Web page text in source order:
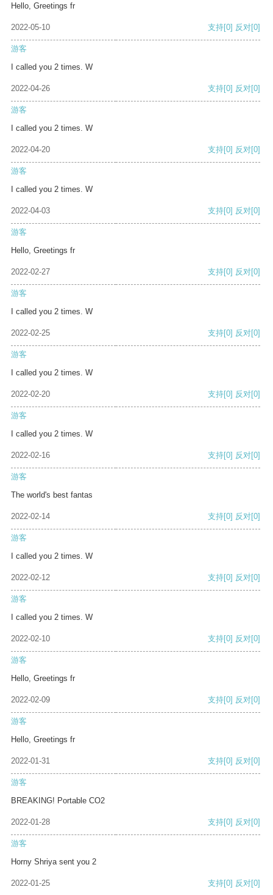
Hello, Greetings fr
2022-05-10 支持[0] 反对[0]
游客
I called you 2 times. W
2022-04-26 支持[0] 反对[0]
游客
I called you 2 times. W
2022-04-20 支持[0] 反对[0]
游客
I called you 2 times. W
2022-04-03 支持[0] 反对[0]
游客
Hello, Greetings fr
2022-02-27 支持[0] 反对[0]
游客
I called you 2 times. W
2022-02-25 支持[0] 反对[0]
游客
I called you 2 times. W
2022-02-20 支持[0] 反对[0]
游客
I called you 2 times. W
2022-02-16 支持[0] 反对[0]
游客
The world's best fantas
2022-02-14 支持[0] 反对[0]
游客
I called you 2 times. W
2022-02-12 支持[0] 反对[0]
游客
I called you 2 times. W
2022-02-10 支持[0] 反对[0]
游客
Hello, Greetings fr
2022-02-09 支持[0] 反对[0]
游客
Hello, Greetings fr
2022-01-31 支持[0] 反对[0]
游客
BREAKING! Portable CO2
2022-01-28 支持[0] 反对[0]
游客
Horny Shriya sent you 2
2022-01-25 支持[0] 反对[0]